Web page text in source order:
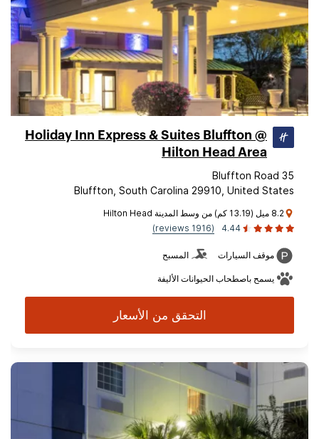
Holiday Inn Express & Suites Bluffton @
Hilton Head Area
35 Bluffton Road
Bluffton, South Carolina 29910, United States
8.2 ميل (13.19 كم) من وسط المدينة Hilton Head
4.44
(1916 reviews)
موقف السيارات المسبح
يسمح باصطحاب الحيوانات الأليفة
التحقق من الأسعار